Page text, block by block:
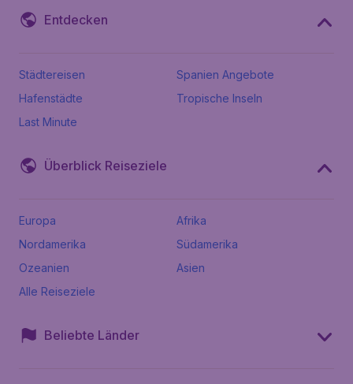
Entdecken
Städtereisen
Spanien Angebote
Hafenstädte
Tropische Inseln
Last Minute
Überblick Reiseziele
Europa
Afrika
Nordamerika
Südamerika
Ozeanien
Asien
Alle Reiseziele
Beliebte Länder